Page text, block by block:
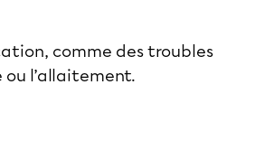
comme des troubles
ou l’allaitement.